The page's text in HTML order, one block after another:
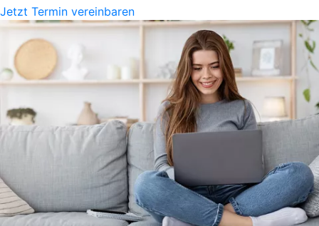
Jetzt Termin vereinbaren